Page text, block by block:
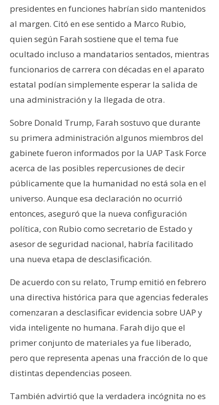
presidentes en funciones habrían sido mantenidos
al margen. Citó en ese sentido a Marco Rubio,
quien según Farah sostiene que el tema fue
ocultado incluso a mandatarios sentados, mientras
funcionarios de carrera con décadas en el aparato
estatal podían simplemente esperar la salida de
una administración y la llegada de otra.
Sobre Donald Trump, Farah sostuvo que durante
su primera administración algunos miembros del
gabinete fueron informados por la UAP Task Force
acerca de las posibles repercusiones de decir
públicamente que la humanidad no está sola en el
universo. Aunque esa declaración no ocurrió
entonces, aseguró que la nueva configuración
política, con Rubio como secretario de Estado y
asesor de seguridad nacional, habría facilitado
una nueva etapa de desclasificación.
De acuerdo con su relato, Trump emitió en febrero
una directiva histórica para que agencias federales
comenzaran a desclasificar evidencia sobre UAP y
vida inteligente no humana. Farah dijo que el
primer conjunto de materiales ya fue liberado,
pero que representa apenas una fracción de lo que
distintas dependencias poseen.
También advirtió que la verdadera incógnita no es